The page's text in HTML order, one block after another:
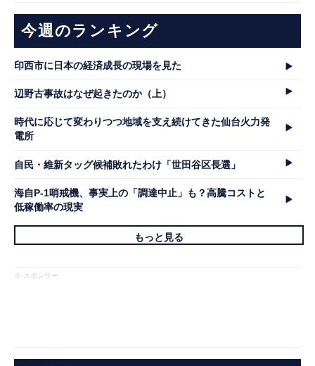
今週のランキング
印西市に日本の経済成長の現場を見た
辺野古事故はなぜ起きたのか（上）
時代に応じて変わりつつ地域を支え続けてきた仙台火力発
電所
自民・維新タッグ候補敗れたわけ「世田谷区長選」
海自P-1哨戒機、事実上の「調達中止」も？高騰コストと
低稼働率の現実
もっと見る
※ スポンサー